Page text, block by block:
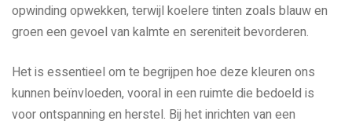
opwinding opwekken, terwijl koelere tinten zoals blauw en
groen een gevoel van kalmte en sereniteit bevorderen.
Het is essentieel om te begrijpen hoe deze kleuren ons
kunnen beïnvloeden, vooral in een ruimte die bedoeld is
voor ontspanning en herstel. Bij het inrichten van een